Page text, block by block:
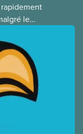
le
et
dans
les